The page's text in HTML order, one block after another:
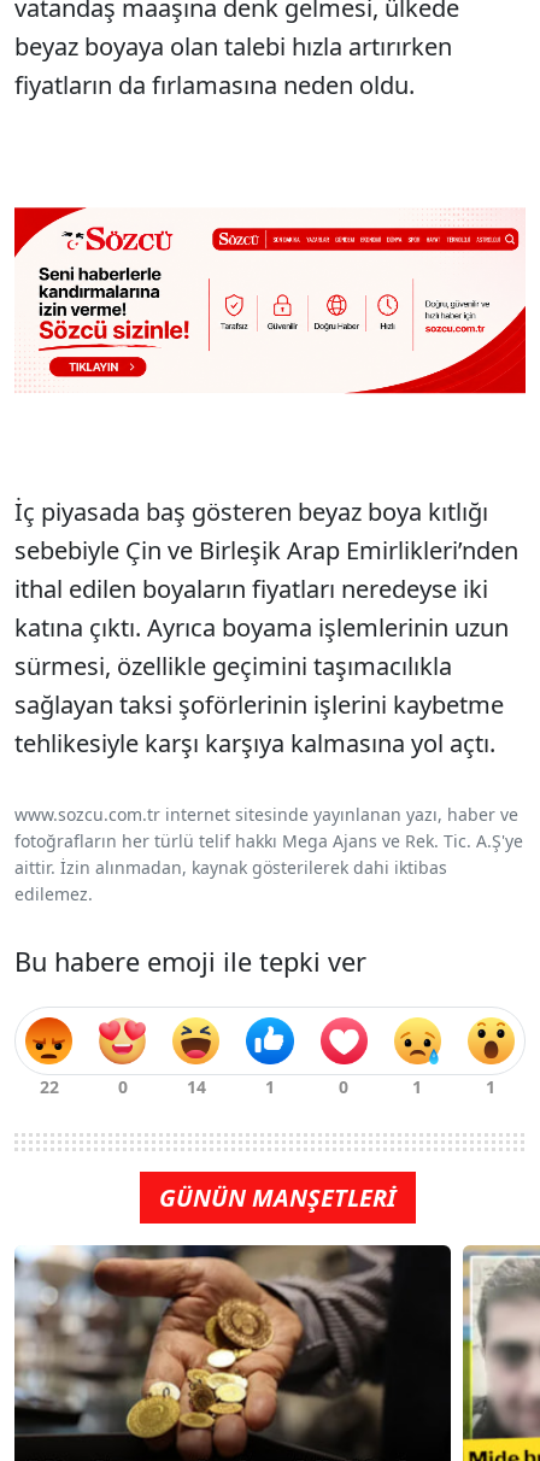
vatandaş maaşına denk gelmesi, ülkede
beyaz boyaya olan talebi hızla artırırken
fiyatların da fırlamasına neden oldu.
İç piyasada baş gösteren beyaz boya kıtlığı
sebebiyle Çin ve Birleşik Arap Emirlikleri’nden
ithal edilen boyaların fiyatları neredeyse iki
katına çıktı. Ayrıca boyama işlemlerinin uzun
sürmesi, özellikle geçimini taşımacılıkla
sağlayan taksi şoförlerinin işlerini kaybetme
tehlikesiyle karşı karşıya kalmasına yol açtı.
www.sozcu.com.tr internet sitesinde yayınlanan yazı, haber ve
fotoğrafların her türlü telif hakkı Mega Ajans ve Rek. Tic. A.Ş'ye
aittir. İzin alınmadan, kaynak gösterilerek dahi iktibas
edilemez.
Bu habere emoji ile tepki ver
GÜNÜN MANŞETLERİ